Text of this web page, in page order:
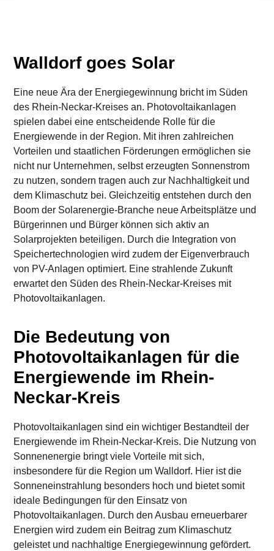
Walldorf goes Solar
Eine neue Ära der Energiegewinnung bricht im Süden
des Rhein-Neckar-Kreises an. Photovoltaikanlagen
spielen dabei eine entscheidende Rolle für die
Energiewende in der Region. Mit ihren zahlreichen
Vorteilen und staatlichen Förderungen ermöglichen sie
nicht nur Unternehmen, selbst erzeugten Sonnenstrom
zu nutzen, sondern tragen auch zur Nachhaltigkeit und
dem Klimaschutz bei. Gleichzeitig entstehen durch den
Boom der Solarenergie-Branche neue Arbeitsplätze und
Bürgerinnen und Bürger können sich aktiv an
Solarprojekten beteiligen. Durch die Integration von
Speichertechnologien wird zudem der Eigenverbrauch
von PV-Anlagen optimiert. Eine strahlende Zukunft
erwartet den Süden des Rhein-Neckar-Kreises mit
Photovoltaikanlagen.
Die Bedeutung von
Photovoltaikanlagen für die
Energiewende im Rhein-
Neckar-Kreis
Photovoltaikanlagen sind ein wichtiger Bestandteil der
Energiewende im Rhein-Neckar-Kreis. Die Nutzung von
Sonnenenergie bringt viele Vorteile mit sich,
insbesondere für die Region um Walldorf. Hier ist die
Sonneneinstrahlung besonders hoch und bietet somit
ideale Bedingungen für den Einsatz von
Photovoltaikanlagen. Durch den Ausbau erneuerbarer
Energien wird zudem ein Beitrag zum Klimaschutz
geleistet und nachhaltige Energiegewinnung gefördert.